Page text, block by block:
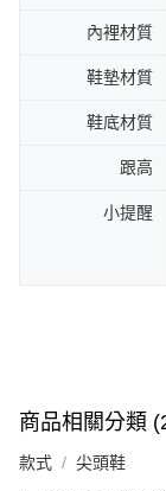
內裡材質
鞋墊材質
鞋底材質
跟高
小提醒
商品相關分類
款式 尖頭鞋